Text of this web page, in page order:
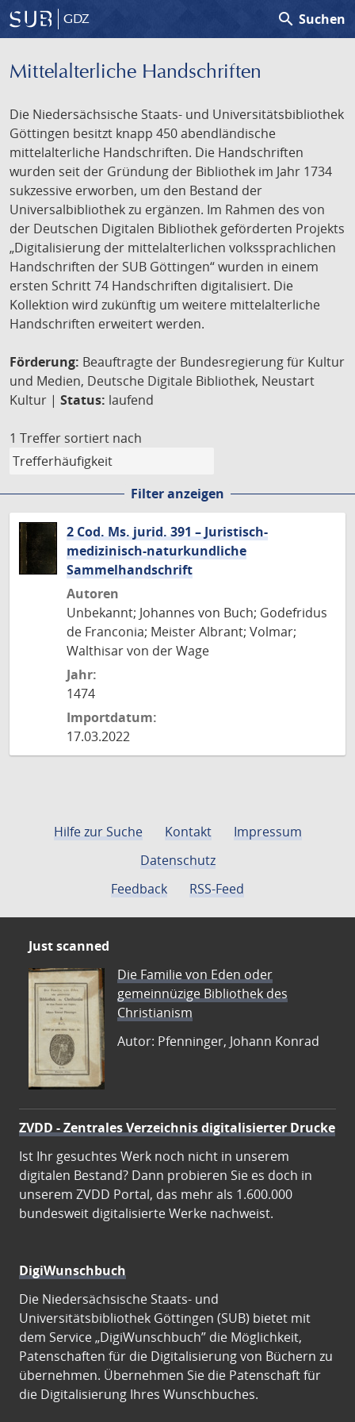
GDZ search Suchen
Mittelalterliche Handschriften
Die Niedersächsische Staats- und Universitätsbibliothek
Göttingen besitzt knapp 450 abendländische
mittelalterliche Handschriften. Die Handschriften
wurden seit der Gründung der Bibliothek im Jahr 1734
sukzessive erworben, um den Bestand der
Universalbibliothek zu ergänzen. Im Rahmen des von
der Deutschen Digitalen Bibliothek geförderten Projekts
„Digitalisierung der mittelalterlichen volkssprachlichen
Handschriften der SUB Göttingen“ wurden in einem
ersten Schritt 74 Handschriften digitalisiert. Die
Kollektion wird zukünftig um weitere mittelalterliche
Handschriften erweitert werden.
Förderung: Beauftragte der Bundesregierung für Kultur
und Medien, Deutsche Digitale Bibliothek, Neustart
Kultur | Status: laufend
1 Treffer sortiert nach
Filter anzeigen
2 Cod. Ms. jurid. 391 – Juristisch-
medizinisch-naturkundliche
Sammelhandschrift
Autoren
Unbekannt; Johannes von Buch; Godefridus
de Franconia; Meister Albrant; Volmar;
Walthisar von der Wage
Jahr:
1474
Importdatum:
17.03.2022
Hilfe zur Suche Kontakt
Impressum
Datenschutz
Feedback
RSS-Feed
Just scanned
Die Familie von Eden oder
gemeinnüzige Bibliothek des
Christianism
Autor: Pfenninger, Johann Konrad
ZVDD - Zentrales Verzeichnis digitalisierter Drucke
Ist Ihr gesuchtes Werk noch nicht in unserem
digitalen Bestand? Dann probieren Sie es doch in
unserem ZVDD Portal, das mehr als 1.600.000
bundesweit digitalisierte Werke nachweist.
DigiWunschbuch
Die Niedersächsische Staats- und
Universitätsbibliothek Göttingen (SUB) bietet mit
dem Service „DigiWunschbuch” die Möglichkeit,
Patenschaften für die Digitalisierung von Büchern zu
übernehmen. Übernehmen Sie die Patenschaft für
die Digitalisierung Ihres Wunschbuches.